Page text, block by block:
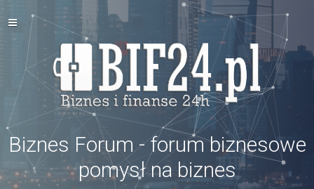
Biznes Forum - forum biznesowe
pomysł na biznes